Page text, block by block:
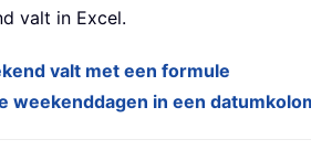
valt in Excel.
valt met een formule
weekenddagen in een